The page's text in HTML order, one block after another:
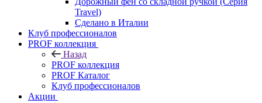
Travel)
Сделано в Италии
Клуб профессионалов
PROF коллекция
Назад
PROF коллекция
PROF Каталог
Клуб профессионалов
Акции